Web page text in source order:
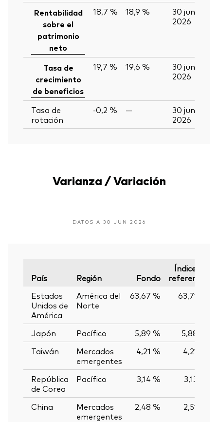
Rentabilidad
sobre el
patrimonio
neto
18,7 % 18,9 %
30 jun
2026
Tasa de
crecimiento
de beneficios
19,7 % 19,6 %
30 jun
2026
Tasa de
rotación
-0,2 % —
30 jun
2026
Varianza / Variación
DATOS A 30 JUN 2026
País Región Fondo
Índice de
referencia
Estados
Unidos de
América
América del
Norte
63,67 % 63,71 %
Japón Pacífico 5,89 %
5,88 %
Taiwán
Mercados
emergentes
4,21 % 4,21 %
República
de Corea
Pacífico 3,14 % 3,13 %
China
Mercados
emergentes
2,48 % 2,51 %